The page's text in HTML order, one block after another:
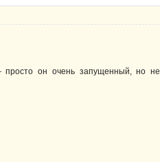
он очень запущенный, но не